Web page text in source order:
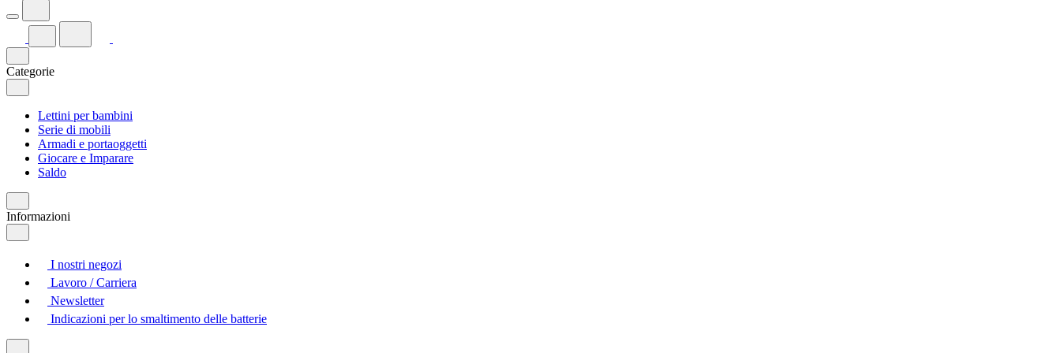
Categorie
Lettini per bambini
Serie di mobili
Armadi e portaoggetti
Giocare e Imparare
Saldo
Informazioni
I nostri negozi
Lavoro / Carriera
Newsletter
Indicazioni per lo smaltimento delle batterie